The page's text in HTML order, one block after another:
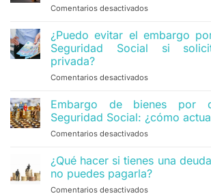
sobre
Comentarios desactivados
pueden
cancelar
embargos
¿Puedo evitar el embargo
Seguridad Social si
privada?
Comentarios desactivados
evitar
embargo
con
la
Embargo de bienes por
Seguridad Social: ¿cómo
Comentarios desactivados
de
bienes
por
¿Qué hacer si tienes una
no puedes pagarla?
Comentarios desactivados